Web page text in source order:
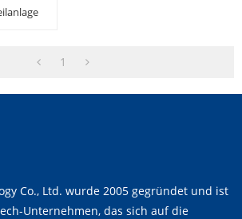
1
Co., Ltd. wurde 2005 gegründet und ist
Unternehmen, das sich auf die